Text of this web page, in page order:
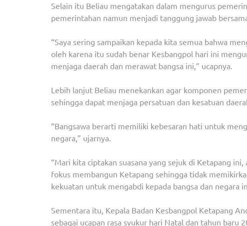
Selain itu Beliau mengatakan dalam mengurus
pemerintahan namun menjadi tanggung jawab
“Saya sering sampaikan kepada kita semua bahwa
oleh karena itu sudah benar Kesbangpol hari ini
menjaga daerah dan merawat bangsa ini,” ucapnya.
Lebih lanjut Beliau menekankan agar komponen
sehingga dapat menjaga persatuan dan kesatuan
“Bangsawa berarti memiliki kebesaran hati untuk
negara,” ujarnya.
“Mari kita ciptakan suasana yang sejuk di Ketapang
fokus membangun Ketapang sehingga tidak
kekuatan untuk mengabdi kepada bangsa dan negara
Sementara itu, Kepala Badan Kesbangpol Ketapang
sebagai ucapan rasa syukur hari Natal dan tahun baru